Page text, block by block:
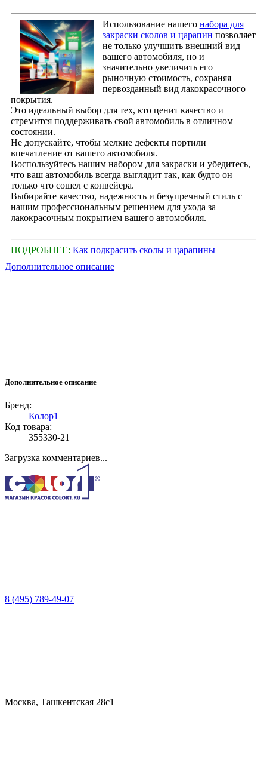
Использование нашего набора для
закраски сколов и царапин позволяет
не только улучшить внешний вид
вашего автомобиля, но и
значительно увеличить его
рыночную стоимость, сохраняя
первозданный вид лакокрасочного
покрытия.
Это идеальный выбор для тех, кто ценит качество и
стремится поддерживать свой автомобиль в отличном
состоянии.
Не допускайте, чтобы мелкие дефекты портили
впечатление от вашего автомобиля.
Воспользуйтесь нашим набором для закраски и убедитесь,
что ваш автомобиль всегда выглядит так, как будто он
только что сошел с конвейера.
Выбирайте качество, надежность и безупречный стиль с
нашим профессиональным решением для ухода за
лакокрасочным покрытием вашего автомобиля.
ПОДРОБНЕЕ: Как подкрасить сколы и царапины
Дополнительное описание
Дополнительное описание
Бренд:
Колор1
Код товара:
355330-21
Загрузка комментариев...
8 (495) 789-49-07
Москва, Ташкентская 28с1